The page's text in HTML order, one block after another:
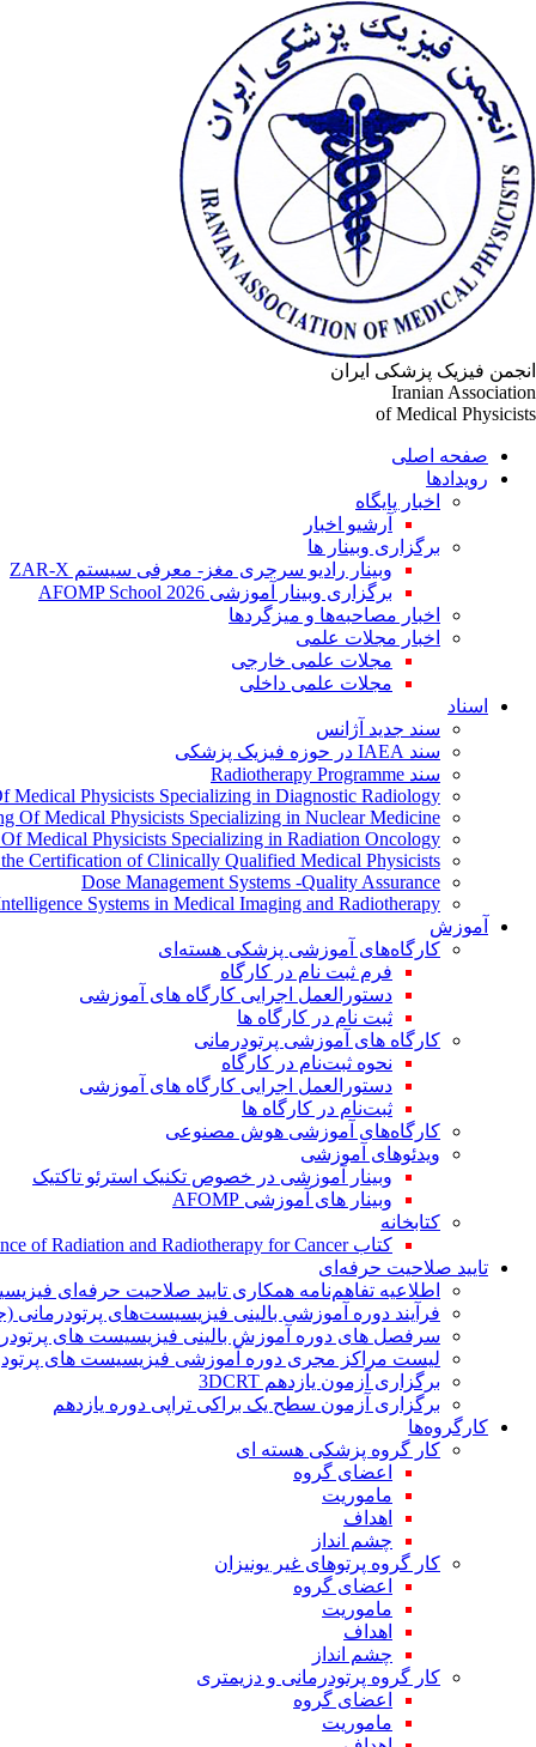
انجمن فیزیک پزشکی ایران
Iranian Association
of Medical Physicists
صفحه اصلی
رویدادها
اخبار پایگاه
آرشیو اخبار
برگزاری وبینار ها
وبینار رادیو سرجری مغز- معرفی سیستم ZAR-X
برگزاری وبینار آموزشی AFOMP School 2026
اخبار مصاحبه‌ها و میزگردها
اخبار مجلات علمی
مجلات علمی خارجی
مجلات علمی داخلی
اسناد
سند جدید آژانس
سند IAEA در حوزه فیزیک پزشکی
سند Radiotherapy Programme
Medical Physicists Specializing in Diagnostic Radiology
Of Medical Physicists Specializing in Nuclear Medicine
Medical Physicists Specializing in Radiation Oncology
Certification of Clinically Qualified Medical Physicists
Dose Management Systems -Quality Assurance
Systems in Medical Imaging and Radiotherapy
آموزش
کارگاه‌های آموزشی پزشکی هسته‌ای
فرم ثبت نام در کارگاه
دستورالعمل اجرایی کارگاه های آموزشی
ثبت نام در کارگاه ها
کارگاه های آموزشی پرتودرمانی
نحوه ثبت‌نام در کارگاه
دستورالعمل اجرایی کارگاه های آموزشی
ثبت‌نام در کارگاه ها
کارگاه‌های آموزشی هوش مصنوعی
ویدئوهای آموزشی
وبینار آموزشی در خصوص تکنیک استرئو تاکتیک
وبینار های آموزشی AFOMP
کتابخانه
کتاب The Significance of Radiation and Radiotherapy for Cancer
تایید صلاحیت حرفه‌ای
اطلاعیه تفاهم‌نامه همکاری تایید صلاحیت حرفه‌ای
فرآیند دوره آموزشی بالینی فیزیسیست‌های پرتودرمانی
سرفصل های دوره آموزش بالینی فیزیسیست های
لیست مراکز مجری دوره آموزشی فیزیسیست های
برگزاری آزمون یازدهم 3DCRT
برگزاری آزمون سطح یک براکی تراپی دوره یازدهم
کارگروه‌ها
کار گروه پزشکی هسته ای
اعضای گروه
ماموریت
اهداف
چشم انداز
کار گروه پرتوهای غیر یونیزان
اعضای گروه
ماموریت
اهداف
چشم انداز
کار گروه پرتودرمانی و دزیمتری
اعضای گروه
ماموریت